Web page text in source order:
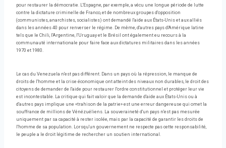
pour restaurer la démocratie. L'Espagne, par exemple, a vécu une longue période de lutte
contre la dictature criminelle de Franco, et de nombreux groupes d'opposition
(communistes, anarchistes, socialistes) ont demandé l'aide aux États-Unis et aux alliés
dans les années 40 pour renverser le régime. De même, d'autres pays d'Amérique latine
tels que le Chili, l'Argentine, l'Uruguay et le Brésil ont également eu recours à la
communauté internationale pour faire face aux dictatures militaires dans les années
1970 et 1980.
Le cas du Venezuela n'est pas différent. Dans un pays où la répression, le manque de
droits de l'homme et la crise économique ont atteint des niveaux non durables, le droit des
citoyens de demander de l'aide pour restaurer l'ordre constitutionnel et protéger leur vie
est incontestable. La critique qui fait valoir que la demande d'aide aux États-Unis ou à
d'autres pays implique une «trahison de la patrie» est une erreur dangereuse qui omet la
souffrance de millions de Vénézuéliens. La souveraineté d'un pays n'est pas mesurée
uniquement par sa capacité à rester isolée, mais par la capacité de garantir les droits de
l'homme de sa population. Lorsqu'un gouvernement ne respecte pas cette responsabilité,
le peuple a le droit légitime de rechercher un soutien international.